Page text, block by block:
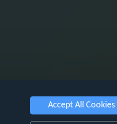
Accept All Cookies